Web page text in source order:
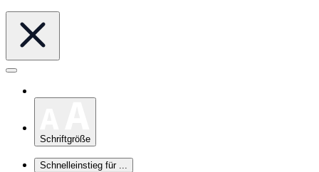
Schriftgröße
Schnelleinstieg für ...